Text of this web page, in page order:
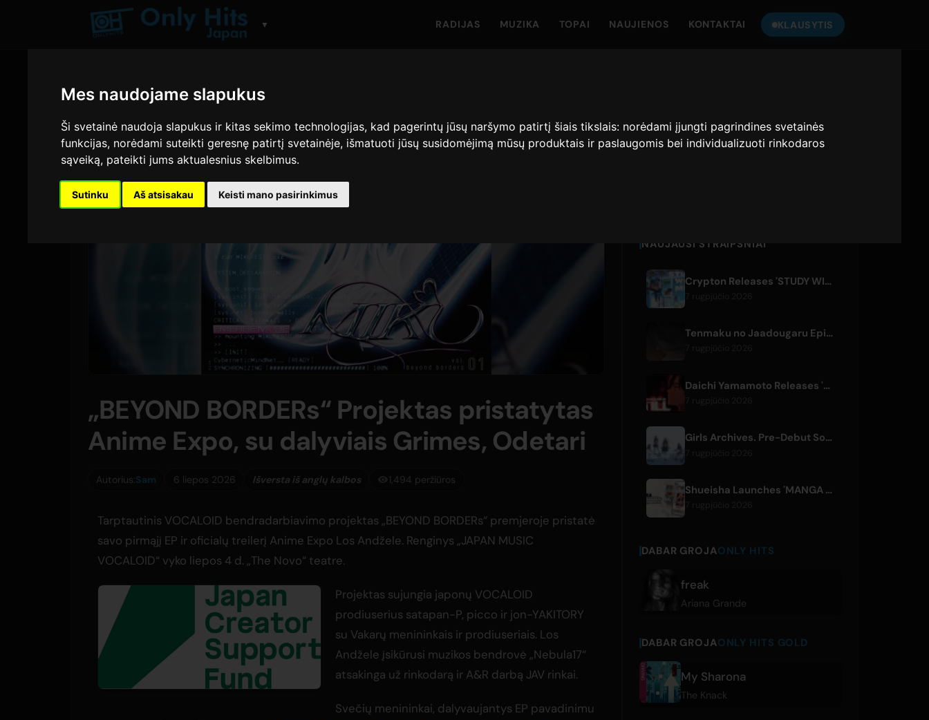
Mes naudojame slapukus
Ši svetainė naudoja slapukus ir kitas sekimo technologijas, kad pagerintų jūsų naršymo patirtį šiais tikslais: norėdami įjungti pagrindines svetainės
funkcijas, norėdami suteikti geresnę patirtį svetainėje, išmatuoti jūsų susidomėjimą mūsų produktais ir paslaugomis bei individualizuoti rinkodaros
sąveiką, pateikti jums aktualesnius skelbimus.
Sutinku Aš atsisakau Keisti mano pasirinkimus
▼ RADIJAS MUZIKA TOPAI NAUJIENOS KONTAKTAI KLAUSYTIS
„BEYOND BORDERs“ Projektas pristatytas
Anime Expo, su dalyviais Grimes, Odetari
Autorius:Sam 6 liepos 2026 Išversta iš anglų kalbos 1,494 peržiūros
Tarptautinis VOCALOID bendradarbiavimo projektas „BEYOND BORDERs“ premjeroje pristatė
savo pirmąjį EP ir oficialų treilerį Anime Expo Los Andžele. Renginys „JAPAN MUSIC
VOCALOID“ vyko liepos 4 d. „The Novo“ teatre.
Projektas sujungia japonų VOCALOID
prodiuserius satapan-P, picco ir jon-YAKITORY
su Vakarų menininkais ir prodiuseriais. Los
Andžele įsikūrusi muzikos bendrovė „Nebula17“
atsakinga už rinkodarą ir A&R darbą JAV rinkai.
Svečių menininkai, dalyvaujantys EP pavadinimu
Only Hits Japan
NAUJAUSI STRAIPSNIAI
Crypton Releases 'STUDY WITH MIKU - part6 -' Instrumental BGM Video
Tenmaku no Jaadougaru Episode 7 Preview Released
Daichi Yamamoto Releases 'Still' for Hip-Hop Anime 'Shadow Beat'
Girls Archives. Pre-Debut Song 'Reborn' is Theme for Netflix Film
Shueisha Launches 'MANGA MILLION', Free Global Library of 400 Manga Titles
DABAR GROJAONLY HITS
freak
Ariana Grande
DABAR GROJAONLY HITS GOLD
My Sharona
The Knack